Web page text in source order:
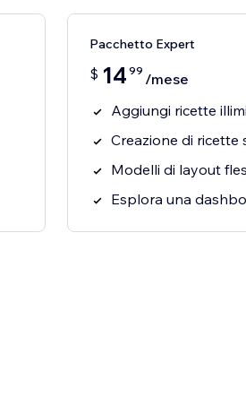
Pacchetto Expert
$ 14 99 /mese
Aggiungi ricette
Creazione di ricette
Modelli di layout
Esplora una